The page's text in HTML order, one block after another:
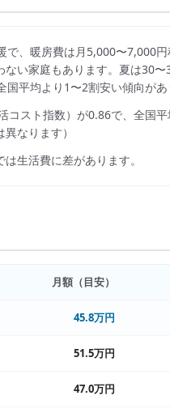
、暖房費は月5,000〜7,000
い家庭もあります。夏は30
平均より1〜2割安い傾向があ
コスト指数）が0.86で、 全国
なります）
生活費に差があります。
月額（目安）
45.8万円
51.5万円
47.0万円